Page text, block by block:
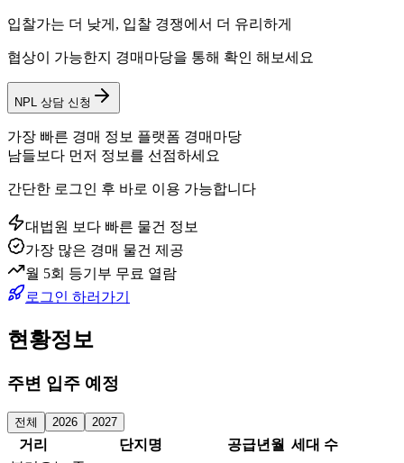
입찰가는 더 낮게, 입찰 경쟁에서 더 유리하게
협상이 가능한지 경매마당을 통해 확인 해보세요
NPL 상담 신청
가장 빠른 경매 정보 플랫폼 경매마당
남들보다 먼저 정보를 선점하세요
간단한 로그인 후 바로 이용 가능합니다
대법원 보다 빠른 물건 정보
가장 많은 경매 물건 제공
월 5회 등기부 무료 열람
로그인 하러가기
현황정보
주변 입주 예정
전체 2026 2027
거리 단지명 공급년월 세대 수